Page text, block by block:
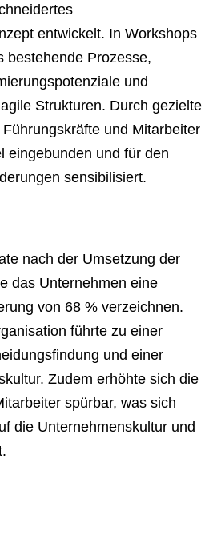
entwickelt. In Workshops
bestehende Prozesse,
und
Strukturen. Durch gezielte
und Mitarbeiter
eingebunden und für den
sensibilisiert.
nach der Umsetzung der
das Unternehmen eine
von 68 % verzeichnen.
führte zu einer
und einer
Zudem erhöhte sich die
spürbar, was sich
die Unternehmenskultur und